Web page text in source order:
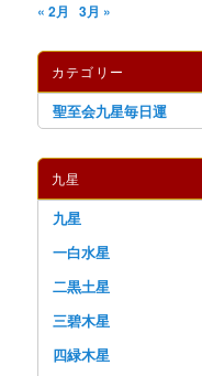
« 2月 3月 »
カテゴリー
聖至会九星毎日運
九星
九星
一白水星
二黒土星
三碧木星
四緑木星